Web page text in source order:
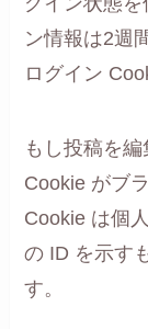
ン情報は2週
ログイン
もし投稿を
Cookie がブ
Cookie は個
の ID を示す
す。